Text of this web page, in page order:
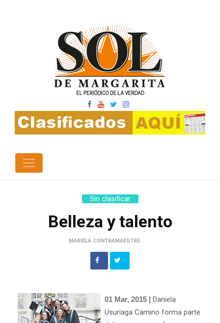
Sin clasificar
Belleza y talento
MARIELA CONTRAMAESTRE
01 Mar, 2015 | Daniela
Usuriaga Camino forma parte